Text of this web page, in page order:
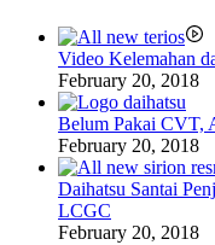
Video Kelemahan
February 20, 2018
Belum Pakai CVT,
February 20, 2018
Daihatsu Santai
LCGC
February 20, 2018